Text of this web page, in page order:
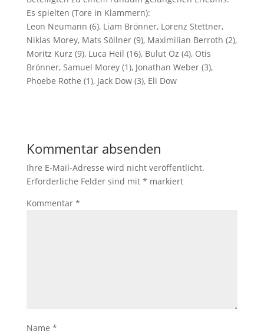
Es spielten (Tore in Klammern):
Leon Neumann (6), Liam Brönner, Lorenz Stettner,
Niklas Morey, Mats Söllner (9), Maximilian Berroth (2),
Moritz Kurz (9), Luca Heil (16), Bulut Öz (4), Otis
Brönner, Samuel Morey (1), Jonathan Weber (3),
Phoebe Rothe (1), Jack Dow (3), Eli Dow
Kommentar absenden
Ihre E-Mail-Adresse wird nicht veröffentlicht.
Erforderliche Felder sind mit * markiert
Kommentar *
Name *